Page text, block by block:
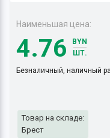
Товар на складе:
Брест
Наименьшая цена:
4.76
BYN
ШТ.
Безналичный, наличный